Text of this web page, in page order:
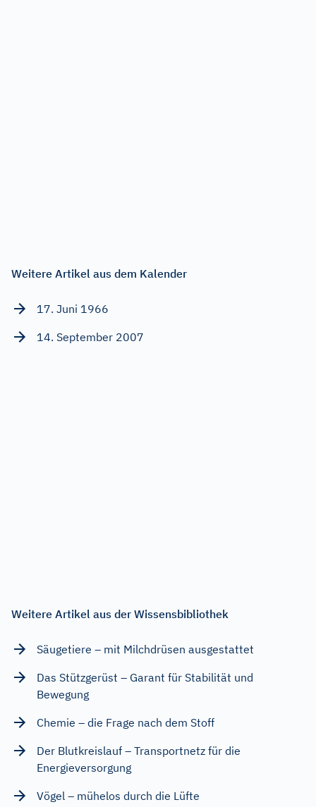
Weitere Artikel aus dem Kalender
17. Juni 1966
14. September 2007
Weitere Artikel aus der Wissensbibliothek
Säugetiere – mit Milchdrüsen ausgestattet
Das Stützgerüst – Garant für Stabilität und
Bewegung
Chemie – die Frage nach dem Stoff
Der Blutkreislauf – Transportnetz für die
Energieversorgung
Vögel – mühelos durch die Lüfte